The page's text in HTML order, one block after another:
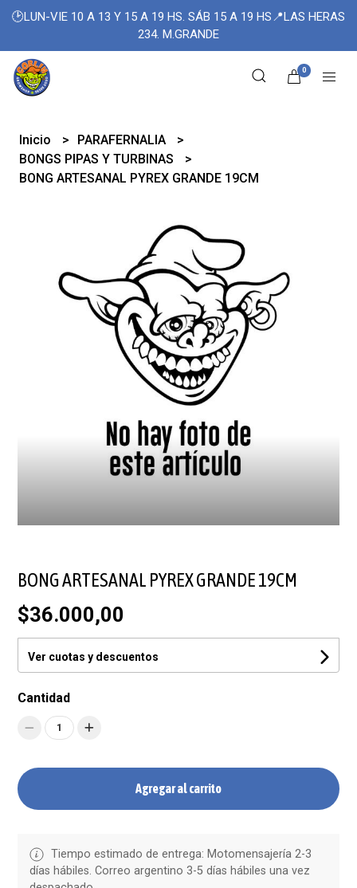
🕑LUN-VIE 10 A 13 Y 15 A 19 HS. SÁB 15 A 19 HS📍LAS HERAS
234. M.GRANDE
0
Inicio
PARAFERNALIA
BONGS PIPAS Y TURBINAS
BONG ARTESANAL PYREX GRANDE 19CM
BONG ARTESANAL PYREX GRANDE 19CM
$36.000,00
Ver cuotas y descuentos
Cantidad
1
Agregar al carrito
Tiempo estimado de entrega: Motomensajería 2-3
días hábiles. Correo argentino 3-5 días hábiles una vez